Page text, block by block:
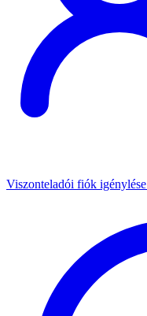
Viszonteladói fiók igénylése